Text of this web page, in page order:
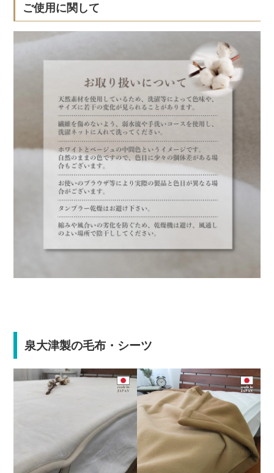
ご使用に関して
泉大津製の毛布・シーツ